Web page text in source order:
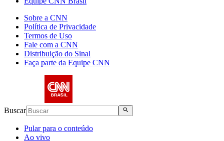
Sobre a CNN
Política de Privacidade
Termos de Uso
Fale com a CNN
Distribuição do Sinal
Faça parte da Equipe CNN
Buscar
Pular para o conteúdo
Ao vivo